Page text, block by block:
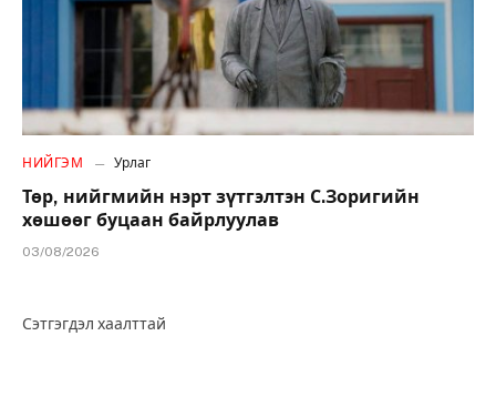
НИЙГЭМ Урлаг
Төр, нийгмийн нэрт зүтгэлтэн С.Зоригийн
хөшөөг буцаан байрлуулав
03/08/2026
Сэтгэгдэл хаалттай